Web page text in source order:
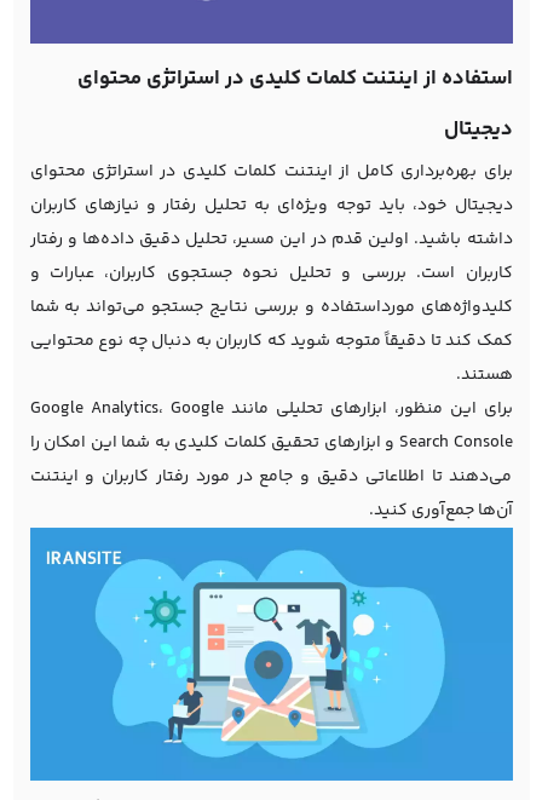
استفاده از اینتنت کلمات کلیدی در استراتژی محتوای
دیجیتال
برای بهره‌برداری کامل از اینتنت کلمات کلیدی در استراتژی محتوای
دیجیتال خود، باید توجه ویژه‌ای به تحلیل رفتار و نیازهای کاربران
داشته باشید. اولین قدم در این مسیر، تحلیل دقیق داده‌ها و رفتار
کاربران است. بررسی و تحلیل نحوه جستجوی کاربران، عبارات و
کلیدواژه‌های مورداستفاده و بررسی نتایج جستجو می‌تواند به شما
کمک کند تا دقیقاً متوجه شوید که کاربران به دنبال چه نوع محتوایی
هستند.
برای این منظور، ابزارهای تحلیلی مانند Google Analytics، Google
Search Console و ابزارهای تحقیق کلمات کلیدی به شما این امکان را
می‌دهند تا اطلاعاتی دقیق و جامع در مورد رفتار کاربران و اینتنت
آن‌ها جمع‌آوری کنید.